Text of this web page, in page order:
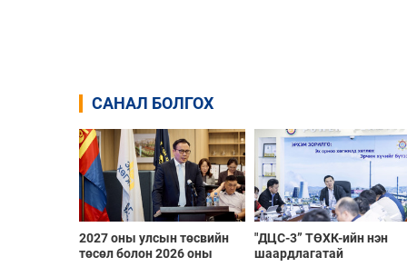
САНАЛ БОЛГОХ
2027 оны улсын төсвийн
төсөл болон 2026 оны
"ДЦС-3” ТӨХК-ийн нэн
шаардлагатай